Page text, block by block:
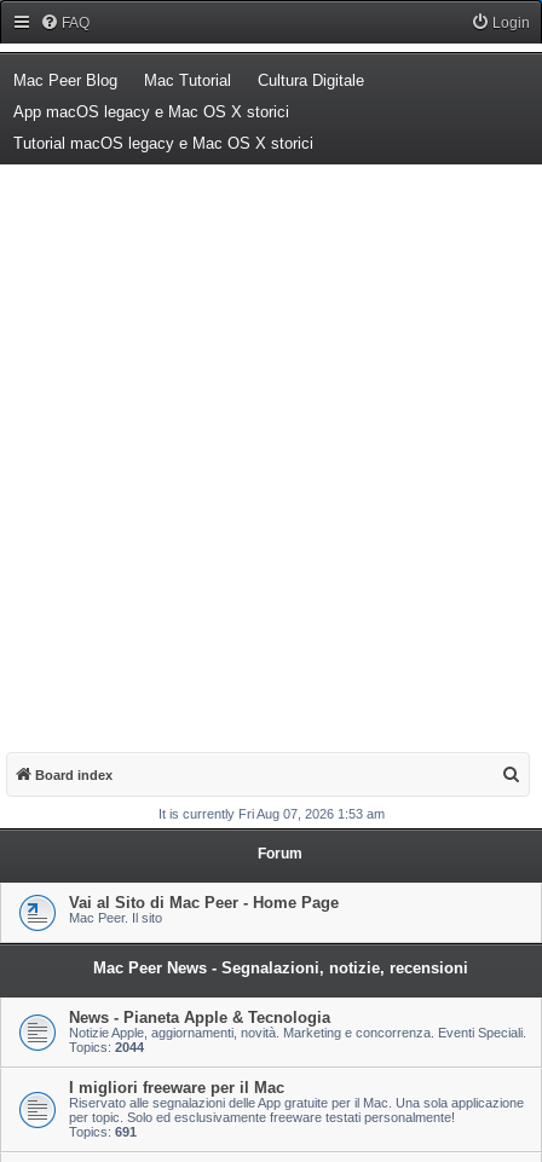
FAQ Login
Mac Peer Blog(Opens a new tab)
Mac Tutorial (Opens a new tab)
Cultura Digitale(Opens a new tab)
App macOS legacy e Mac OS X storici
Tutorial macOS legacy e Mac OS X storici
Board index
a
It is currently Fri Aug 07, 2026 1:53 am
Forum
Vai al Sito di Mac Peer - Home Page
Mac Peer. Il sito
Mac Peer News - Segnalazioni, notizie, recensioni
News - Pianeta Apple & Tecnologia
Notizie Apple, aggiornamenti, novità. Marketing e concorrenza. Eventi Speciali.
Topics: 2044
I migliori freeware per il Mac
Riservato alle segnalazioni delle App gratuite per il Mac. Una sola applicazione
per topic. Solo ed esclusivamente freeware testati personalmente!
Topics: 691